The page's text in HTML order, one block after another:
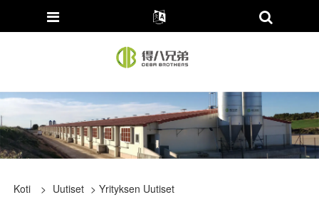
Koti > Uutiset > Yrityksen Uutiset